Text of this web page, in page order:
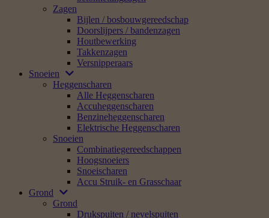
Zagen
Bijlen / bosbouwgereedschap
Doorslijpers / bandenzagen
Houtbewerking
Takkenzagen
Versnipperaars
Snoeien
Heggenscharen
Alle Heggenscharen
Accuheggenscharen
Benzineheggenscharen
Elektrische Heggenscharen
Snoeien
Combinatiegereedschappen
Hoogsnoeiers
Snoeischaren
Accu Struik- en Grasschaar
Grond
Grond
Drukspuiten / nevelspuiten